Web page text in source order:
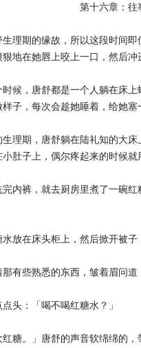
六章：往
期的缘故，所以这段时间即
地在她唇上咬上一口，然后冲
，唐舒都是一个人躺在床上
样子，每次会趁她睡着，给她塞
期，唐舒躺在陆礼知的大床
肚子上，偶尔疼起来的时候就
裤，就去厨房里煮了一碗红
在床头柜上，然后掀开被子
些熟悉的东西，皱着眉问道
：「喝不喝红糖水？」
。」唐舒的声音软绵绵的，